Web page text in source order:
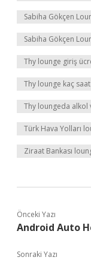
Sabiha Gökçen
Sabiha Gökçen
Thy lounge giriş
Thy lounge kaç
Thy loungeda alkol
Türk Hava Yolları
Ziraat Bankası
Önceki Yazı
Android Auto
Sonraki Yazı